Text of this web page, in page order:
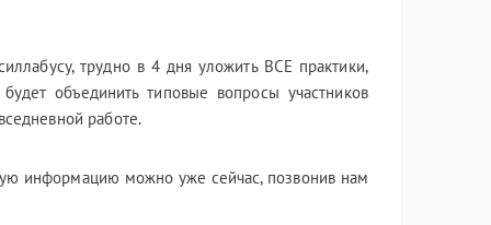
трудно в 4 дня уложить ВСЕ практики,
объединить типовые вопросы участников
работе.
информацию можно уже сейчас, позвонив нам